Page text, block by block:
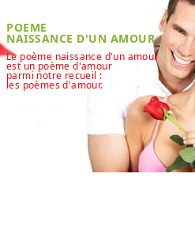
POEME
NAISSANCE D'UN AMOUR
Le poème naissance d'un amour
est un poème d'amour
parmi notre recueil :
les poèmes d'amour.